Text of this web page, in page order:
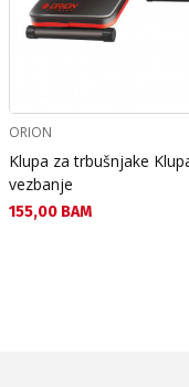
ORION
Klupa za trbušnjake
vezbanje
Текуща цена:
155,00 BAM